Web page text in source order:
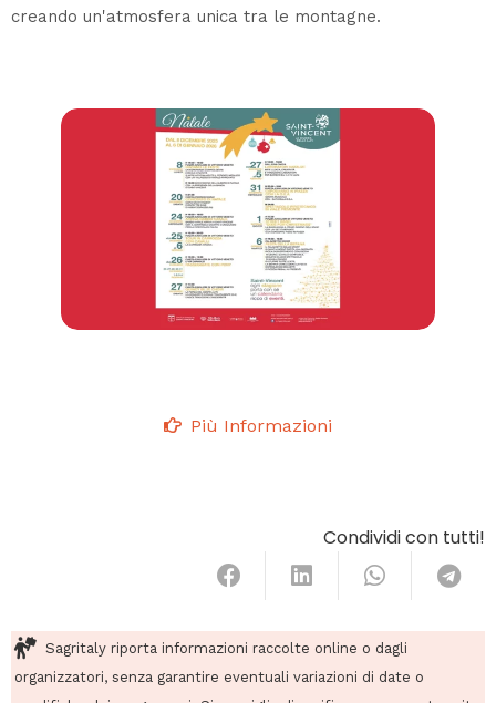
creando un'atmosfera unica tra le montagne.
Più Informazioni
Condividi con tutti!
Sagritaly riporta informazioni raccolte online o dagli
organizzatori, senza garantire eventuali variazioni di date o